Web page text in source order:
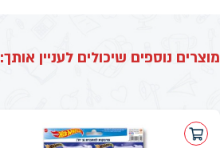
מוצרים נוספים שיכולים לעניין אותך: